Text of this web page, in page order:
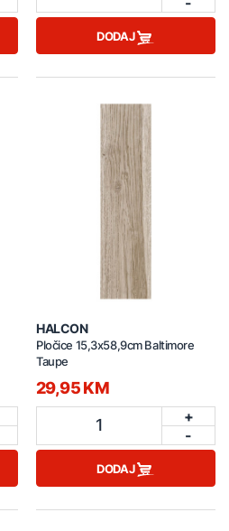
DODAJ
HALCON
Pločice 15,3x58,9cm Baltimore
Taupe
29,95 KM
1
+
-
DODAJ